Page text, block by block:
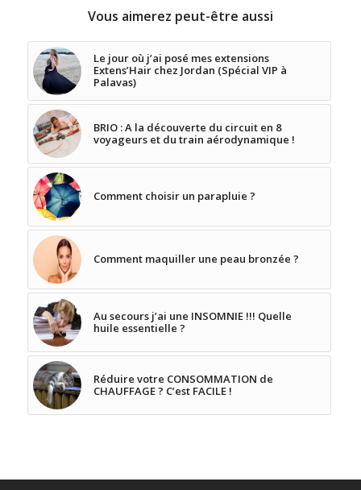
Vous aimerez peut-être aussi
Le jour où j’ai posé mes extensions
Extens’Hair chez Jordan (Spécial VIP à
Palavas)
BRIO : A la découverte du circuit en 8
voyageurs et du train aérodynamique !
Comment choisir un parapluie ?
Comment maquiller une peau bronzée ?
Au secours j’ai une INSOMNIE !!! Quelle
huile essentielle ?
Réduire votre CONSOMMATION de
CHAUFFAGE ? C’est FACILE !